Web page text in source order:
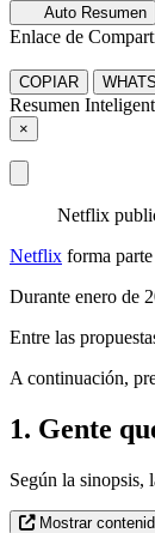
Auto Resumen
Enlace de
COPIAR
Resumen
×
Netflix
Netflix forma
Durante enero de
Entre las
A continuación,
1. Gente
Según la sinopsis,
Mostrar